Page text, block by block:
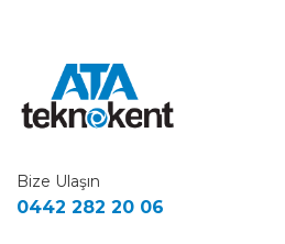
Bize Ulaşın
0442 282 20 06